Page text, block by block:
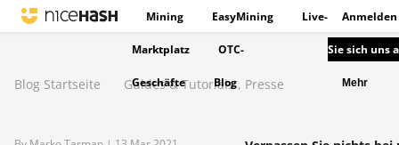
Mining EasyMining Live-
Marktplatz OTC-
Geschäfte Blog
Anmelden
Sie sich uns
Mehr
Blog Startseite Guides & Tutorials , Presse